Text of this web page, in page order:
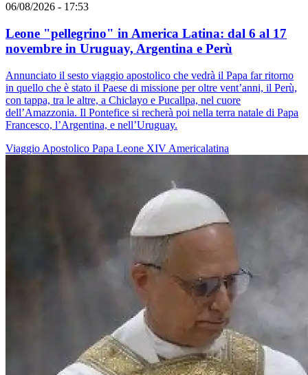
06/08/2026 - 17:53
Leone "pellegrino" in America Latina: dal 6 al 17
novembre in Uruguay, Argentina e Perù
Annunciato il sesto viaggio apostolico che vedrà il Papa far ritorno
in quello che è stato il Paese di missione per oltre vent’anni, il Perù,
con tappa, tra le altre, a Chiclayo e Pucallpa, nel cuore
dell’Amazzonia. Il Pontefice si recherà poi nella terra natale di Papa
Francesco, l’Argentina, e nell’Uruguay.
Viaggio Apostolico Papa Leone XIV Americalatina